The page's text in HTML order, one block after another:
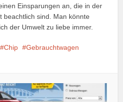
Einsparungen an, die in der
beachtlich sind. Man könnte
der Umwelt zu liebe immer.
Chip
Gebrauchtwagen